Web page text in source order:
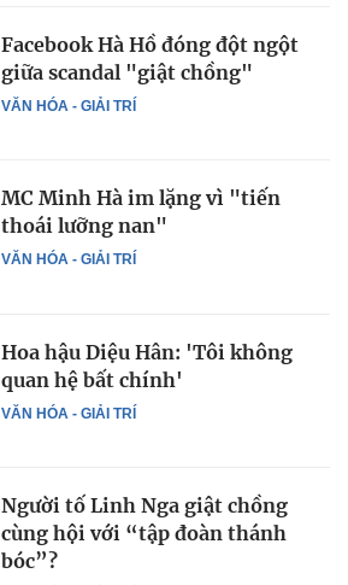
VĂN HÓA - GIẢI TRÍ
Facebook Hà Hồ đóng đột ngột
giữa scandal "giật chồng"
VĂN HÓA - GIẢI TRÍ
MC Minh Hà im lặng vì "tiến
thoái lưỡng nan"
VĂN HÓA - GIẢI TRÍ
Hoa hậu Diệu Hân: 'Tôi không
quan hệ bất chính'
Người tố Linh Nga giật chồng
cùng hội với “tập đoàn thánh
bóc”?